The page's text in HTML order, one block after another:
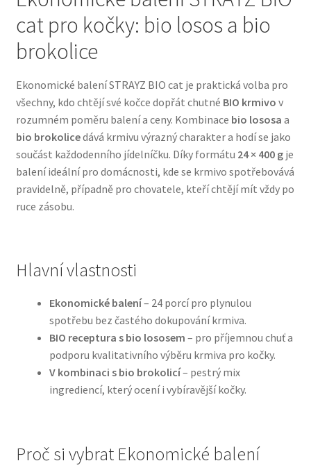
Bozita pro psy — Švédské krmivo s nordickou kvalitou
Granule pro psy
Natural Trainer pro psy — Italské krmivo s
přírodními složkami
Happy Dog — Německá kvalita a přirozené složení
Hračky pro psy
Konzervy a kapsičky pro psy
N&D Farmina pro psy — Italské holistic krmivo
Oblečky pro psy
Pelíšky pro psy
cat pro kočky: bio losos a bio
brokolice
Ekonomické balení STRAYZ BIO cat je praktická volba pro
všechny, kdo chtějí své kočce dopřát chutné BIO krmivo v
rozumném poměru balení a ceny. Kombinace bio lososa a
bio brokolicedává krmivu výrazný charakter a hodí se jako
součást každodenního jídelníčku. Díky formátu 24 × 400 gje
balení ideální pro domácnosti, kde se krmivo spotřebovává
pravidelně, případně pro chovatele, kteří chtějí mít vždy po
ruce zásobu.
Hlavní vlastnosti
Ekonomické balení– 24 porcí pro plynulou
spotřebu bez častého dokupování krmiva.
BIO receptura s bio lososem – pro příjemnou chuť a
podporu kvalitativního výběru krmiva pro kočky.
V kombinaci s bio brokolicí– pestrý mix
ingrediencí, který ocení i vybíravější kočky.
Proč si vybrat Ekonomické balení